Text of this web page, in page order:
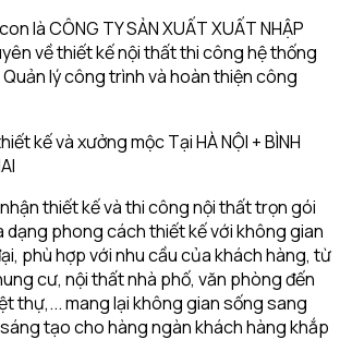
là CÔNG TY SẢN XUẤT XUẤT NHẬP
về thiết kế nội thất thi công hệ thống
lý công trình và hoàn thiện công
kế và xưởng mộc Tại HÀ NỘI + BÌNH
thiết kế và thi công nội thất trọn gói
phong cách thiết kế với không gian
phù hợp với nhu cầu của khách hàng, từ
cư, nội thất nhà phố, văn phòng đến
thự,... mang lại không gian sống sang
tạo cho hàng ngàn khách hàng khắp